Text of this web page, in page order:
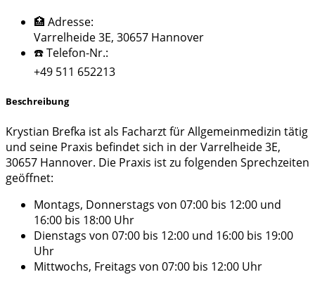
🏥 Adresse:
Varrelheide 3E, 30657 Hannover
☎️ Telefon-Nr.:
+49 511 652213
Beschreibung
Krystian Brefka ist als Facharzt für Allgemeinmedizin tätig
und seine Praxis befindet sich in der Varrelheide 3E,
30657 Hannover. Die Praxis ist zu folgenden Sprechzeiten
geöffnet:
Montags, Donnerstags von 07:00 bis 12:00 und
16:00 bis 18:00 Uhr
Dienstags von 07:00 bis 12:00 und 16:00 bis 19:00
Uhr
Mittwochs, Freitags von 07:00 bis 12:00 Uhr